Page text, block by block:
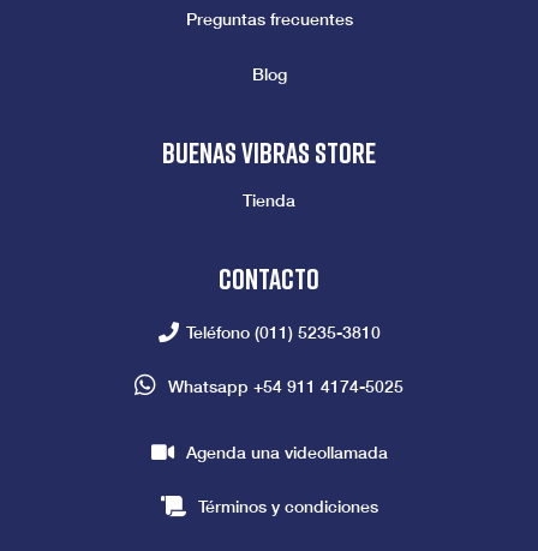
Preguntas frecuentes
Blog
Buenas vibras store
Tienda
Contacto
Teléfono (011) 5235-3810
Whatsapp +54 911 4174-5025
Agenda una videollamada
Términos y condiciones